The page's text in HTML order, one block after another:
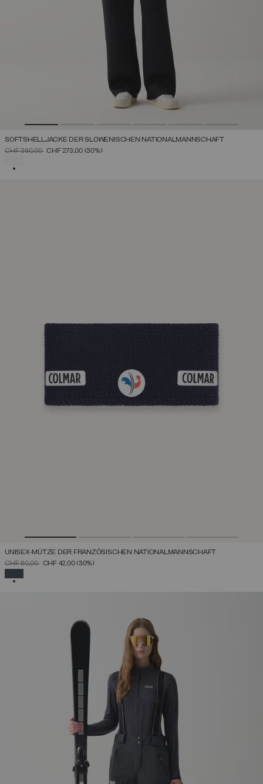
SOFTSHELLJACKE DER SLOWENISCHEN NATIONALMANNSCHAFT
PREIS REDUZIERT VON
CHF 390,00AUF
CHF 273,00 (30%)
UNISEX-MÜTZE DER FRANZÖSISCHEN NATIONALMANNSCHAFT
PREIS REDUZIERT VON
CHF 60,00AUF
CHF 42,00(30%)